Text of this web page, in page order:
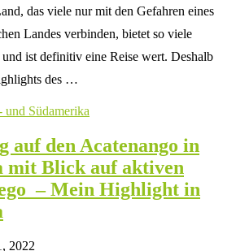
das viele nur mit den Gefahren eines
Landes verbinden, bietet so viele
ist definitiv eine Reise wert. Deshalb
des …
und Südamerika
auf den Acatenango in
mit Blick auf aktiven
– Mein Highlight in
2022